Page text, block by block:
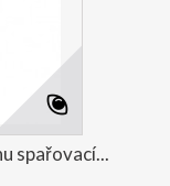
spařovací...